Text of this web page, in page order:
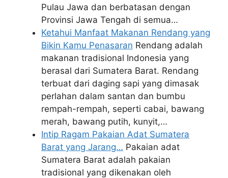
Pulau Jawa dan berbatasan dengan
Provinsi Jawa Tengah di semua…
Ketahui Manfaat Makanan Rendang yang
Bikin Kamu Penasaran Rendang adalah
makanan tradisional Indonesia yang
berasal dari Sumatera Barat. Rendang
terbuat dari daging sapi yang dimasak
perlahan dalam santan dan bumbu
rempah-rempah, seperti cabai, bawang
merah, bawang putih, kunyit,…
Intip Ragam Pakaian Adat Sumatera
Barat yang Jarang… Pakaian adat
Sumatera Barat adalah pakaian
tradisional yang dikenakan oleh